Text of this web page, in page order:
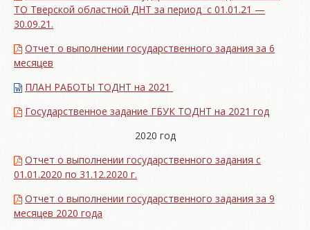
ТО Тверской областной ДНТ за период с 01.01.21 —
30.09.21.
Отчет о выполнении государственного задания за 6
месяцев
ПЛАН РАБОТЫ ТОДНТ на 2021
Государственное задание ГБУК ТОДНТ на 2021 год
2020 год
Отчет о выполнении государственного задания с
01.01.2020 по 31.12.2020 г.
Отчет о выполнении государственного задания за 9
месяцев 2020 года